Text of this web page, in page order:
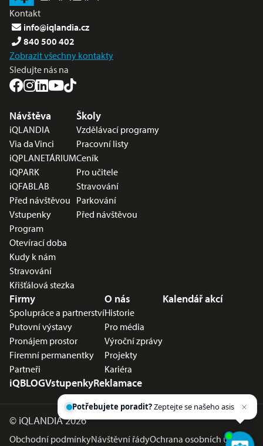
Kontakt
info@iqlandia.cz
840 500 402
Zobrazit všechny kontakty
Sledujte nás na
Nabídka v zápatí
Návštěva
iQLANDIA
Via da Vinci
iQPLANETÁRIUM
iQPARK
iQFABLAB
Před návštěvou
Vstupenky
Program
Otevírací doba
Kudy k nám
Stravování
Křišťálová stezka
Školy
Vzdělávací programy
Pracovní listy
Ceník
Pro učitele
Stravování
Parkování
Před návštěvou
Firmy
Spolupráce a partnerství
Putovní výstavy
Pronájem prostor
Firemní permanentky
Partneři
O nás
Historie
Pro média
Výroční zprávy
Projekty
Kariéra
Kalendář akcí
iQBLOGVstupenkyReklamace
© iQLANDIA 2026
Obchodní podmínkyNávštěvní řádyOchrana osobních údajů
Potřebujete poradit?Zeptejte se našeho
asistentaChettyho.